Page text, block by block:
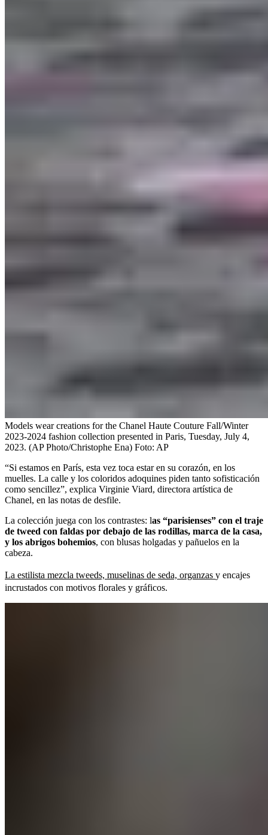
Models wear creations for the Chanel Haute Couture Fall/Winter
2023-2024 fashion collection presented in Paris, Tuesday, July 4,
2023. (AP Photo/Christophe Ena) Foto: AP
“Si estamos en París, esta vez toca estar en su corazón, en los
muelles. La calle y los coloridos adoquines piden tanto sofisticación
como sencillez”, explica Virginie Viard, directora artística de
Chanel, en las notas de desfile.
La colección juega con los contrastes: las “parisienses” con el traje
de tweed con faldas por debajo de las rodillas, marca de la casa,
y los abrigos bohemios, con blusas holgadas y pañuelos en la
cabeza.
La estilista mezcla tweeds, muselinas de seda, organzas y encajes
incrustados con motivos florales y gráficos.